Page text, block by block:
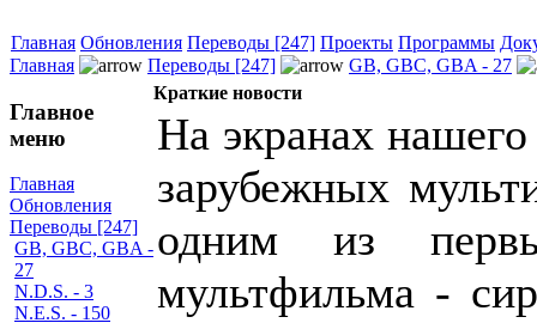
Главная Обновления Переводы [247] Проекты Программы
Главная
Переводы [247] GB, GBC, GBA - 27
Главное
меню
Главная
Обновления
Переводы [247]
GB, GBC, GBA -
27
N.D.S. - 3
N.E.S. - 150
Краткие новости
На экранах
зарубежных
одним из
мультфильма -